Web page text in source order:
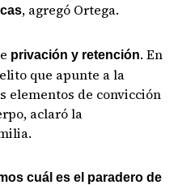
, agregó Ortega.
privación y retención. En
que apunte a la
elementos de convicción
aclaró la
cuál es el paradero de